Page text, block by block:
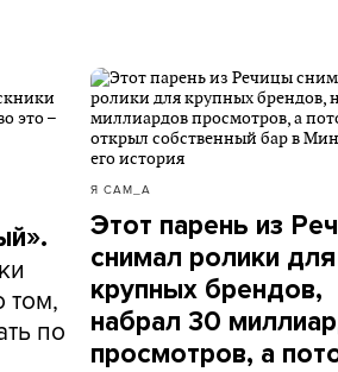
том,
по
Я САМ_А
Этот парень из
снимал ролики для
крупных брендов,
набрал 30
просмотров, а